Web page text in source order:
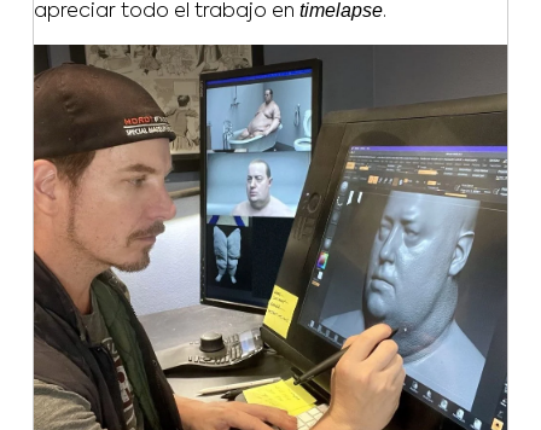
apreciar todo el trabajo en timelapse.